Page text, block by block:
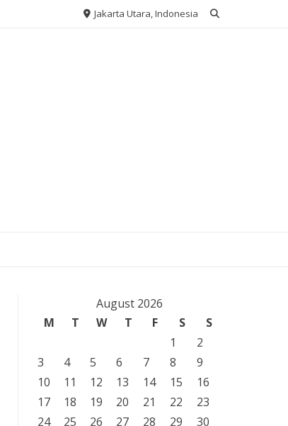
Jakarta Utara, Indonesia
August 2026
M
T W T F S
S
1
2
3
4 5 6 7 8
9
10
11 12 13 14 15
16
17
18 19 20 21 22
23
24
25 26 27 28 29
30